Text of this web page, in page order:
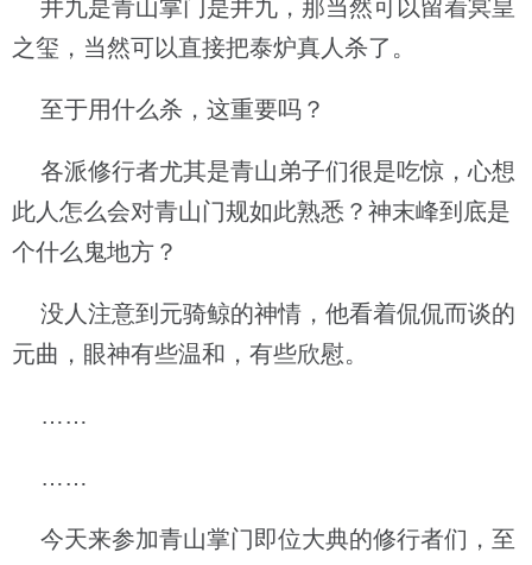
井九是青山掌门是井九，那当然可以留着冥皇
之玺，当然可以直接把泰炉真人杀了。
至于用什么杀，这重要吗？
各派修行者尤其是青山弟子们很是吃惊，心想
此人怎么会对青山门规如此熟悉？神末峰到底是
个什么鬼地方？
没人注意到元骑鲸的神情，他看着侃侃而谈的
元曲，眼神有些温和，有些欣慰。
……
……
今天来参加青山掌门即位大典的修行者们，至